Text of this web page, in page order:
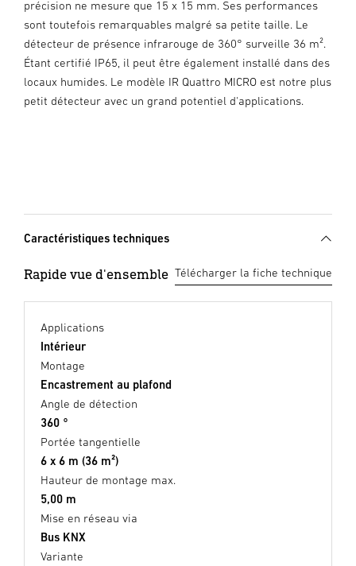
précision ne mesure que 15 x 15 mm. Ses performances
sont toutefois remarquables malgré sa petite taille. Le
détecteur de présence infrarouge de 360° surveille 36 m².
Étant certifié IP65, il peut être également installé dans des
locaux humides. Le modèle IR Quattro MICRO est notre plus
petit détecteur avec un grand potentiel d'applications.
Caractéristiques techniques
Rapide vue d'ensemble Télécharger la fiche technique
Applications
Intérieur
Montage
Encastrement au plafond
Angle de détection
360 °
Portée tangentielle
6 x 6 m (36 m²)
Hauteur de montage max.
5,00 m
Mise en réseau via
Bus KNX
Variante